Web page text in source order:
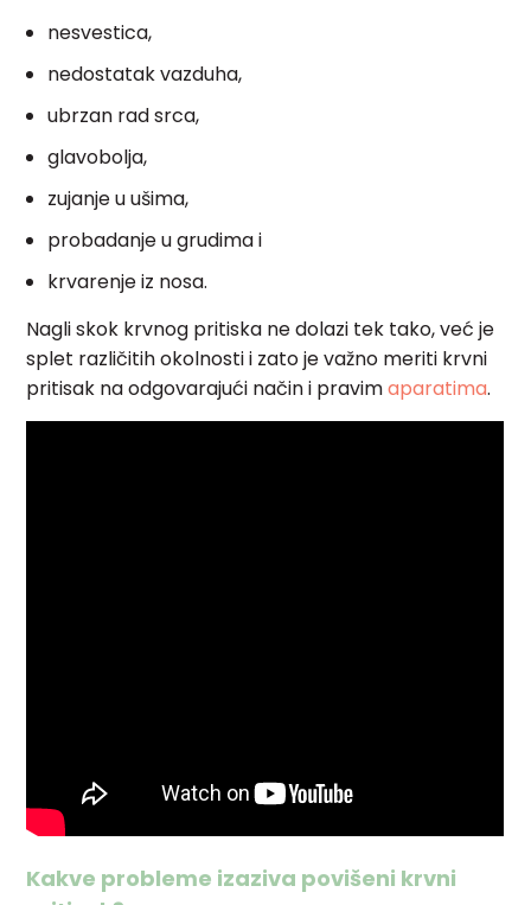
nesvestica,
nedostatak vazduha,
ubrzan rad srca,
glavobolja,
zujanje u ušima,
probadanje u grudima i
krvarenje iz nosa.
Nagli skok krvnog pritiska ne dolazi tek tako, već je
splet različitih okolnosti i zato je važno meriti krvni
pritisak na odgovarajući način i pravimaparatima.
Kakve probleme izaziva povišeni krvni